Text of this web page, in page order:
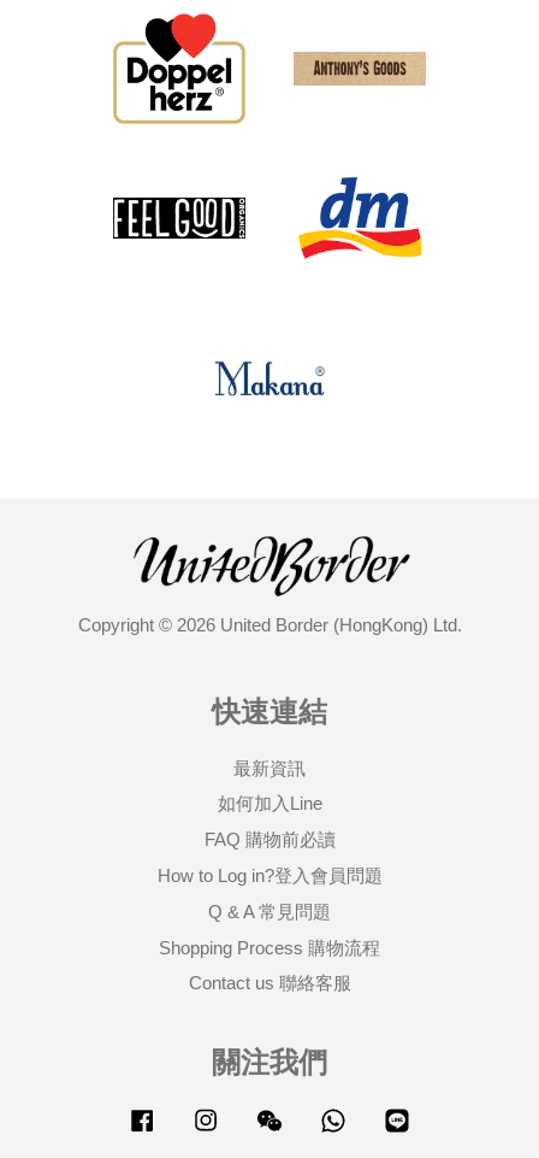
Copyright © 2026 United Border (HongKong) Ltd.
快速連結
最新資訊
如何加入Line
FAQ 購物前必讀
How to Log in?登入會員問題
Q & A 常見問題
Shopping Process 購物流程
Contact us 聯絡客服
關注我們
Facebook Instagram Wechat Whatsapp